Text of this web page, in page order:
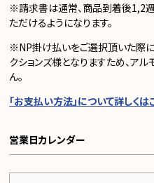
※請求書は通常、商品到着後1,2
ただけるようになります。
※NP掛け払いをご選択頂いた際
クションズ様となりますため、ア
ん。
「お支払い方法」について詳しくは
営業日カレンダー